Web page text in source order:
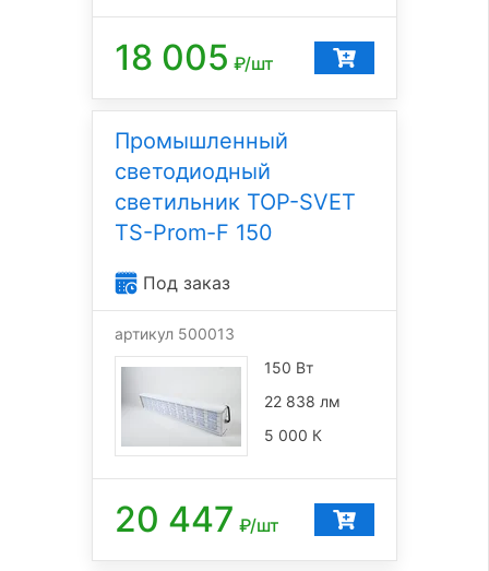
18 005 ₽/шт
Промышленный
светодиодный
светильник TOP-SVET
TS-Prom-F 150
Под заказ
артикул 500013
150 Вт
22 838 лм
5 000 К
20 447 ₽/шт